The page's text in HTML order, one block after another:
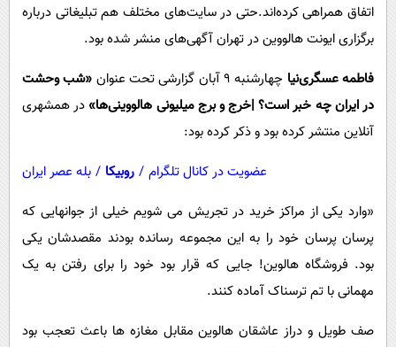
اتفاق همراهی کرده‌اند.حتی در سایت‌های مختلف هم تبلیغاتی درباره
برگزاری ایونت هالووین در تهران آگهی‌های منشر شده بود.
فاطمه عسگری‌نیا چهارشنبه 9 آبان گزارشی تحت عنوان
«شب وحشت
در ایران چه خبر است؟ |خرج و برج میلیونی هالووینی‌ها» در همشهری
آنلاین منتشر کرده بود و ذکر کرده بود:
عضویت در کانال تلگرام / روبیکا / بله عصر ایران
«وارد یکی از مراکز خرید در تجریش می شویم خیلی از جوانهایی که
پرسان پرسان خود را به این مجموعه رسانده بودند مقصدشان یکی
بود. فروشگاه هالوین! جایی که قرار بود خود را برای رفتن به یک
مهمانی با تم ترسناک آماده کنند.
صف طویل و دراز عاشقان هالوین مقابل مغازه ها باعث تعجب بود